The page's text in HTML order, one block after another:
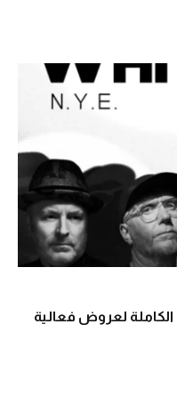
لعروض فعالية